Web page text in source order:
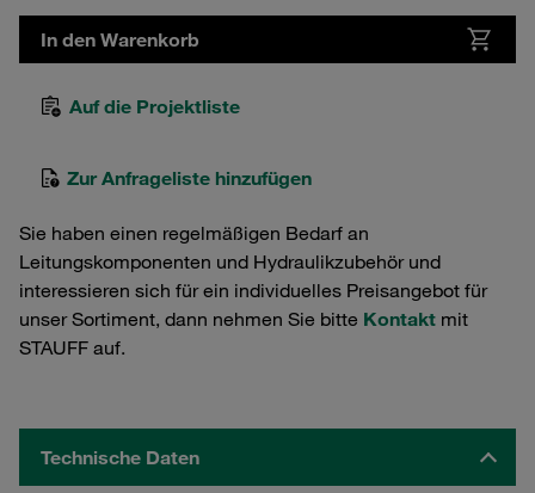
In den Warenkorb
Auf die Projektliste
Zur Anfrageliste hinzufügen
Sie haben einen regelmäßigen Bedarf an
Leitungskomponenten und Hydraulikzubehör und
interessieren sich für ein individuelles Preisangebot für
unser Sortiment, dann nehmen Sie bitte Kontakt mit
STAUFF auf.
Technische Daten